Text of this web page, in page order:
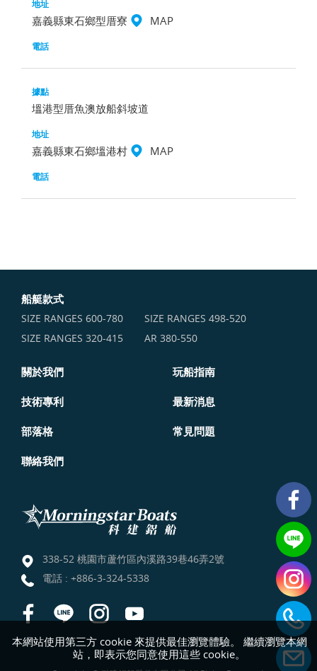
嘉義縣東石鄉型厝寮 MAP
塭港型厝魚澳放船斜坡道
嘉義縣東石鄉塭港村 MAP
本網站使用第三方 cookie 來提供最佳瀏覽體驗。 繼續瀏覽本網
站，即表示您同意使用這些 cookie。
船艇款式
SIZE RANGES ​600-780
SIZE RANGES ​498-520
SIZE RANGES ​320-415
AR 380-550
關於我們 玩船指南
技術專利 最新消息
部落格 常見問題
聯絡我們
338-52 桃園市蘆竹區內溪路39巷46弄2號
電話 : +886-3-324-5338